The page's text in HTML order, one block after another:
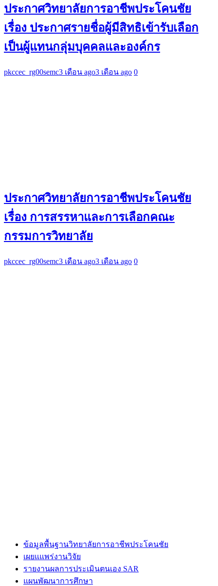
ประกาศวิทยาลัยการอาชีพประโคนชัย
เรื่อง ประกาศรายชื่อผู้มีสิทธิเข้ารับเลือก
เป็นผู้แทนกลุ่มบุคคลและองค์กร
pkccec_rg00semc3 เดือน ago3 เดือน ago 0
ประกาศวิทยาลัยการอาชีพประโคนชัย
เรื่อง การสรรหาและการเลือกคณะ
กรรมการวิทยาลัย
pkccec_rg00semc3 เดือน ago3 เดือน ago 0
ข้อมูลพื้นฐานวิทยาลัยการอาชีพประโคนชัย
เผยแแพร่งานวิจัย
รายงานผลการประเมินตนเอง SAR
แผนพัฒนาการศึกษา